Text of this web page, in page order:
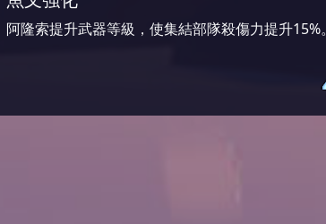
阿隆索提升武器等級，使集結部隊殺傷力提升15%。